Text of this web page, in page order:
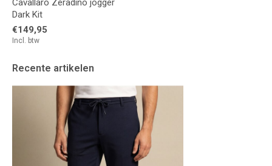
Cavallaro Zeradino jogger
Dark Kit
€149,95
Incl. btw
Recente artikelen